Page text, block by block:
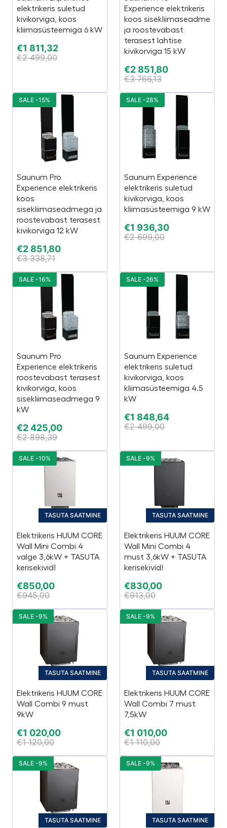
elektrikeris suletud
kivikorviga, koos
kliimasüsteemiga 6 kW
€1 811,32
€2 499,00
Experience elektrikeris
koos sisekliimaseadme
ja roostevabast
terasest lahtise
kivikorviga 15 kW
€2 851,80
€3 766,13
Saunum Pro
Experience elektrikeris
koos
sisekliimaseadmega ja
roostevabast terasest
kivikorviga 12 kW
€2 851,80
€3 338,71
SALE -15%
Saunum Experience
elektrikeris suletud
kivikorviga, koos
kliimasüsteemiga 9 kW
€1 936,30
€2 699,00
SALE -28%
Saunum Pro
Experience elektrikeris
roostevabast terasest
kivikorviga, koos
sisekliimaseadmega 9
kW
€2 425,00
€2 898,39
SALE -16%
Saunum Experience
elektrikeris suletud
kivikorviga, koos
kliimasüsteemiga 4.5
kW
€1 848,64
€2 499,00
SALE -26%
TASUTA SAATMINE
Elektrikeris HUUM CORE
Wall Mini Combi 4
valge 3,6kW + TASUTA
kerisekivid!
€850,00
€945,00
SALE -10%
TASUTA SAATMINE
Elektrikeris HUUM CORE
Wall Mini Combi 4
must 3,6kW + TASUTA
kerisekivid!
€830,00
€913,00
SALE -9%
TASUTA SAATMINE
Elektrikeris HUUM CORE
Wall Combi 9 must
9kW
€1 020,00
€1 120,00
SALE -9%
TASUTA SAATMINE
Elektrikeris HUUM CORE
Wall Combi 7 must
7,5kW
€1 010,00
€1 110,00
SALE -9%
TASUTA SAATMINE
SALE -9%
TASUTA SAATMINE
SALE -9%